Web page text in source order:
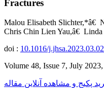
Fractures
Malou Elisabeth Slichter,*â€
Chris Chin Lien Yau,â€
doi : 10.1016/
Volume 48, Issue 7, July
پکیج و مشاهده آنلاین مقاله